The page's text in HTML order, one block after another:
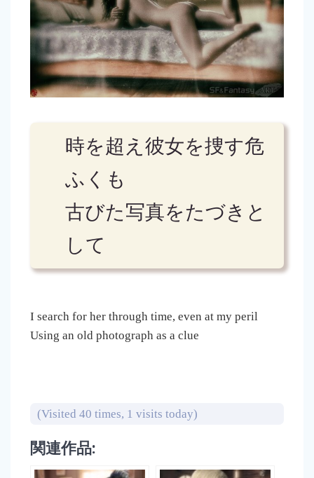
時を超え彼女を捜す危
ふくも
古びた写真をたづきと
して
I search for her through time, even at my peril
Using an old photograph as a clue
(Visited 40 times, 1 visits today)
関連作品: